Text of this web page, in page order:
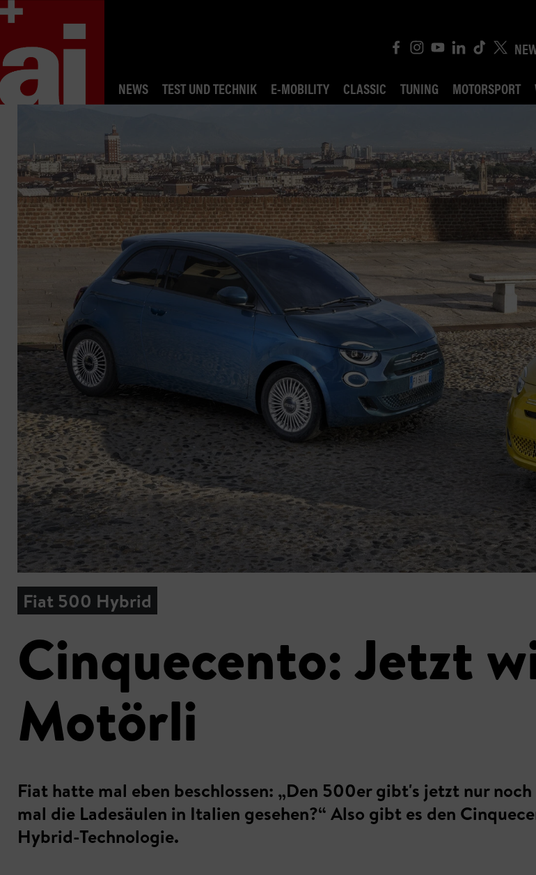
NEWS
TEST UND TECHNIK E-MOBILITY CLASSIC TUNING MOTORSPORT
Fiat 500 Hybrid
Cinquecento: Jetzt
Motörli
Fiat hatte mal eben beschlossen: „Den 500er gibt's jetzt nur
mal die Ladesäulen in Italien gesehen?“ Also gibt es den
Hybrid-Technologie.